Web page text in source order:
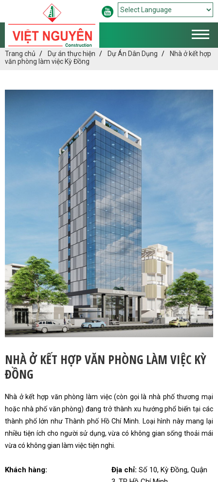
Powered by Translate
Trang chủ Dự án thực hiện Dự Án Dân Dụng
Nhà ở kết hợp
văn phòng làm việc Kỳ Đồng
NHÀ Ở KẾT HỢP VĂN PHÒNG LÀM VIỆC KỲ
ĐỒNG
Nhà ở kết hợp văn phòng làm việc (còn gọi là nhà phố thương mại
hoặc nhà phố văn phòng) đang trở thành xu hướng phổ biến tại các
thành phố lớn như Thành phố Hồ Chí Minh. Loại hình này mang lại
nhiều tiện ích cho người sử dụng, vừa có không gian sống thoải mái
vừa có không gian làm việc tiện nghi.
Khách hàng: Địa chỉ: Số 10, Kỳ Đồng, Quận